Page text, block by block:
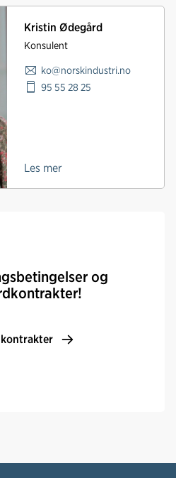
Kristin Ødegård
Konsulent
ko@norskindustri.no
95 55 28 25
Les mer
og
kontrakter